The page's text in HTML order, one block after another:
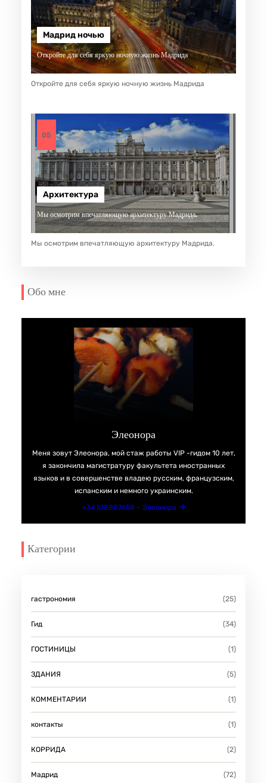
Мадрид ночью
Откройте для себя яркую ночную жизнь Мадрида
Откройте для себя яркую ночную жизнь Мадрида
05
Архитектура
Мы осмотрим впечатляющую архитектуру Мадрида.
Мы осмотрим впечатляющую архитектуру Мадрида.
Обо мне
Элеонора
Меня зовут Элеонора, мой стаж работы VIP -гидом 10 лет,
я закончила магистратуру факультета иностранных
языков и в совершенстве владею русским, французским,
испанским и немного украинским.
+34 618807658 – Элеонора
Категории
гастрономия (25)
Гид (34)
ГОСТИНИЦЫ (1)
ЗДАНИЯ (5)
КОММЕНТАРИИ (1)
контакты (1)
КОРРИДА (2)
Мадрид (72)